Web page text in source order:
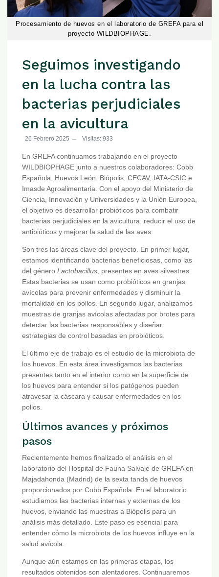
Procesamiento de huevos en el laboratorio de GREFA para el
proyecto WILDBIOPHAGE.
Seguimos investigando
en la lucha contra las
bacterias perjudiciales
en la avicultura
26 Febrero 2025 Visitas: 933
En GREFA continuamos trabajando en el proyecto
WILDBIOPHAGE junto a nuestros colaboradores: Cobb
Española, Huevos León, Biópolis, CECAV, IATA-CSIC e
Imasde Agroalimentaria. Con el apoyo del Ministerio de
Ciencia, Innovación y Universidades y la Unión Europea,
el objetivo es desarrollar probióticos para combatir
bacterias perjudiciales en la avicultura, reducir el uso de
antibióticos y mejorar la salud de las aves.
Son tres las áreas clave del proyecto. En primer lugar,
estamos identificando bacterias beneficiosas, como las
del género Lactobacillus, presentes en aves silvestres.
Estas bacterias se usan como probióticos en granjas
avícolas para prevenir enfermedades y disminuir la
mortalidad en los pollos. En segundo lugar, analizamos
muestras de granjas avícolas afectadas por brotes para
detectar las bacterias responsables y diseñar
estrategias de control basadas en probióticos.
El último eje de trabajo es el estudio de la microbiota de
los huevos. En esta área investigamos las bacterias
presentes tanto en el interior como en la superficie de
los huevos para entender si los patógenos pueden
atravesar la cáscara y causar enfermedades en los
pollos.
Últimos avances y próximos
pasos
Recientemente hemos finalizado el análisis en el
laboratorio del Hospital de Fauna Salvaje de GREFA en
Majadahonda (Madrid) de la sexta tanda de huevos
proporcionados por Cobb Española. En el laboratorio
estudiamos las bacterias internas y externas de los
huevos, enviando las muestras a Biópolis para un
análisis más detallado. Este paso es esencial para
entender cómo la microbiota de los huevos influye en la
salud avícola.
Aunque aún estamos en las primeras etapas, los
resultados obtenidos son alentadores. Continuaremos